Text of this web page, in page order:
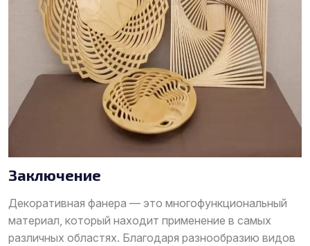
Заключение
Декоративная фанера — это многофункциональный
материал, который находит применение в самых
различных областях. Благодаря разнообразию видов